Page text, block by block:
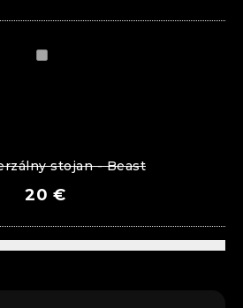
stojan - Beast
20 €